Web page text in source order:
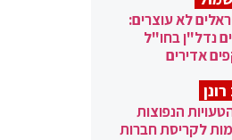
לא עוצרים:
נדל"ן בחו"ל
אדירים
10 הטעויות הנפוצות
לקריסת חברות